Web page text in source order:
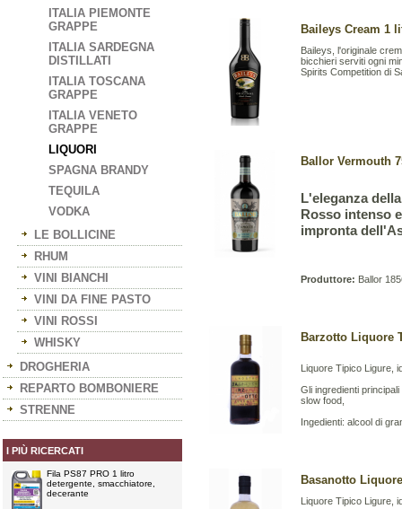
ITALIA PIEMONTE
GRAPPE
ITALIA SARDEGNA
DISTILLATI
ITALIA TOSCANA
GRAPPE
ITALIA VENETO
GRAPPE
LIQUORI
SPAGNA BRANDY
TEQUILA
VODKA
LE BOLLICINE
RHUM
VINI BIANCHI
VINI DA FINE PASTO
VINI ROSSI
WHISKY
DROGHERIA
REPARTO BOMBONIERE
STRENNE
I PIÙ RICERCATI
Fila PS87 PRO 1 litro
detergente, smacchiatore,
decerante
Baileys Cream 1
Baileys, l'originale
bicchieri serviti ogni
Spirits Competition di
Ballor Vermouth
L'eleganza
Rosso intenso
impronta
Produttore: Ballor
Barzotto Liquore
Liquore Tipico Ligure,
Gli ingredienti
slow food,
Ingedienti: alcool di
Basanotto
Liquore Tipico Ligure,